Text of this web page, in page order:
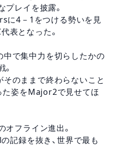
プレイを披露。
に4－1をつける勢いを見
表となった。
中で集中力を切らしたかの
のままで終わらないこと
た姿をMajor2で見せてほ
フライン進出。
記録を抜き、世界で最も